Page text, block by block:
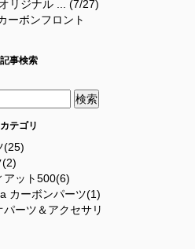
リジナル ... (7/27)
ーボンフロント
記事検索
カテゴリ
(25)
(2)
アット500(6)
カーボンパーツ(1)
ーツ＆アクセサリ